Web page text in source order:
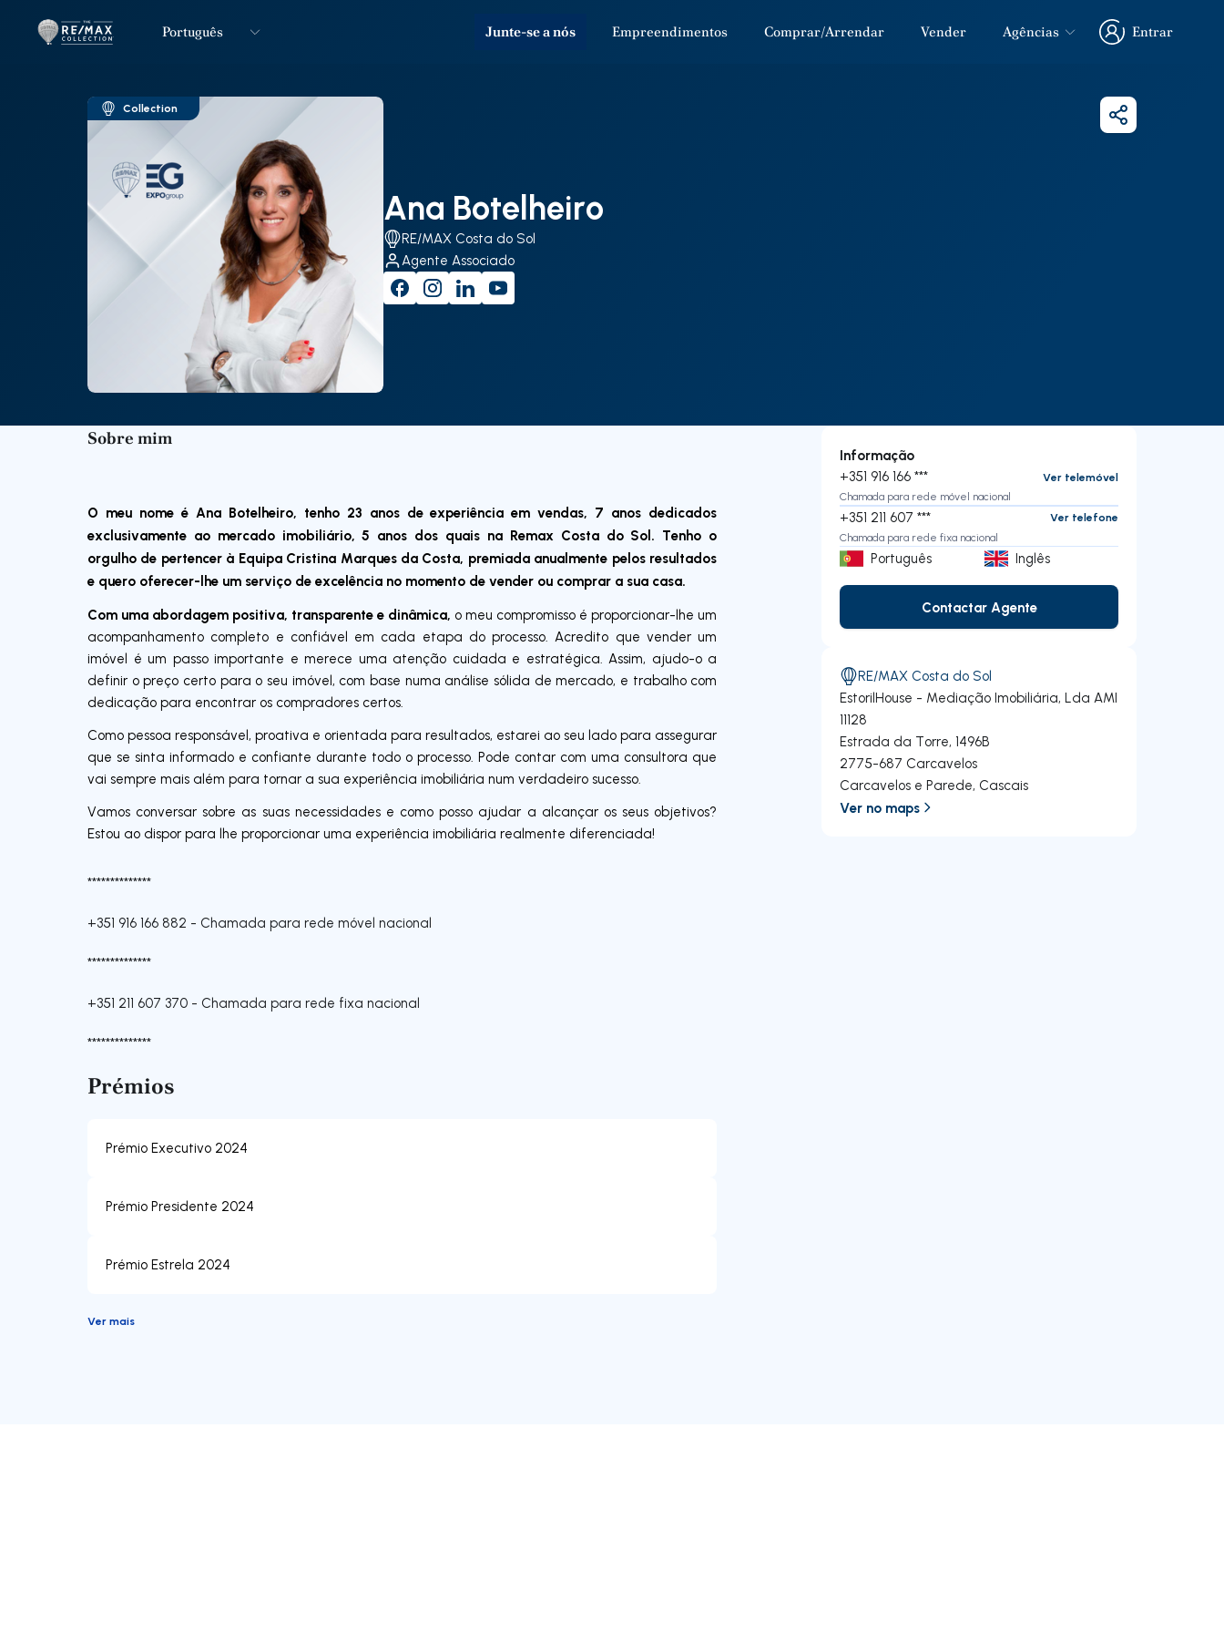
LogoIr para página inicial
Português Junte-se a nós Empreendimentos Comprar/Arrendar Vender Agências
Entrar
Entrar
Collection
Ana Botelheiro
RE/MAX Costa do Sol
Agente Associado
Partilhar
Sobre mim
O meu nome é Ana Botelheiro, tenho 23 anos de experiência em vendas, 7 anos dedicados
exclusivamente ao mercado imobiliário, 5 anos dos quais na Remax Costa do Sol. Tenho o
orgulho de pertencer à Equipa Cristina Marques da Costa, premiada anualmente pelos resultados
e quero oferecer-lhe um serviço de excelência no momento de vender ou comprar a sua casa.
Com uma abordagem positiva, transparente e dinâmica, o meu compromisso é proporcionar-lhe um
acompanhamento completo e confiável em cada etapa do processo. Acredito que vender um
imóvel é um passo importante e merece uma atenção cuidada e estratégica. Assim, ajudo-o a
definir o preço certo para o seu imóvel, com base numa análise sólida de mercado, e trabalho com
dedicação para encontrar os compradores certos.
Como pessoa responsável, proativa e orientada para resultados, estarei ao seu lado para assegurar
que se sinta informado e confiante durante todo o processo. Pode contar com uma consultora que
vai sempre mais além para tornar a sua experiência imobiliária num verdadeiro sucesso.
Vamos conversar sobre as suas necessidades e como posso ajudar a alcançar os seus objetivos?
Estou ao dispor para lhe proporcionar uma experiência imobiliária realmente diferenciada!
**************
+351 916 166 882 - Chamada para rede móvel nacional
**************
+351 211 607 370 - Chamada para rede fixa nacional
**************
Prémios
Prémio Executivo 2024
Prémio Presidente 2024
Prémio Estrela 2024
Ver mais
Informação
+351 916 166 ***
Ver telemóvel
Chamada para rede móvel nacional
+351 211 607 ***
Ver telefone
Chamada para rede fixa nacional
Português Inglês
Contactar Agente
Contactar Agente
RE/MAX Costa do Sol
EstorilHouse - Mediação Imobiliária, Lda AMI
11128
Estrada da Torre, 1496B
2775-687 Carcavelos
Carcavelos e Parede, Cascais
Ver no maps